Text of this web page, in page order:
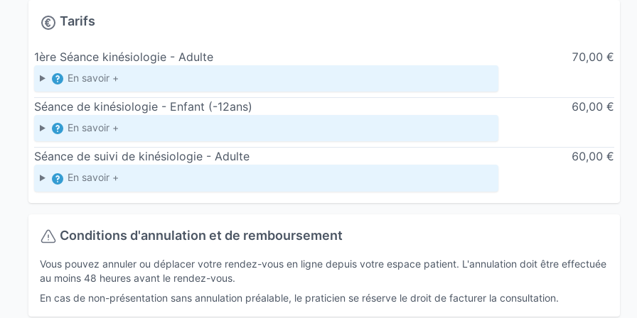
relationnelles...
démotivation...
- Développement personnel
croyances limitantes...
-Sport: prépa mentale, performances posture...
Méthodes utilisées en kinésiologie: Brain gym, Touch for Health, 3 en 1 concept, Adaptogénèse
***********************
Je me suis également formée à la méthode «
La méthode « Raconte-moi mon histoire » est une approche ludique et concrète.
peluches, jouets, objets. Une manière de libérer les émotions de l’enfant mais aussi des parents.
La méthode Raconte-moi mon histoire répond aux problématiques de :
troubles du sommeil,
gestion des émotions,
Tarifs
1ère Séance kinésiologie - Adulte
En savoir +
70,00 €
Séance de kinésiologie - Enfant (-12ans)
En savoir +
60,00 €
Séance de suivi de kinésiologie - Adulte
En savoir +
60,00 €
Conditions d'annulation et de remboursement
Vous pouvez annuler ou déplacer votre rendez-vous en ligne depuis votre espace patient. L'annulation doit être effectuée
au moins 48 heures avant le rendez-vous.
En cas de non-présentation sans annulation préalable, le praticien se réserve le droit de facturer la consultation.